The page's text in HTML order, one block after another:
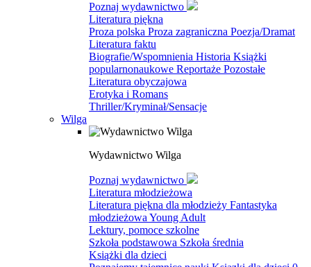
Poznaj wydawnictwo
Literatura piękna
Proza polska Proza zagraniczna Poezja/Dramat
Literatura faktu
Biografie/Wspomnienia Historia Książki
popularnonaukowe Reportaże Pozostałe
Literatura obyczajowa
Erotyka i Romans
Thriller/Kryminał/Sensacje
Wilga
Wydawnictwo Wilga
Poznaj wydawnictwo
Literatura młodzieżowa
Literatura piękna dla młodzieży Fantastyka
młodzieżowa Young Adult
Lektury, pomoce szkolne
Szkoła podstawowa Szkoła średnia
Książki dla dzieci